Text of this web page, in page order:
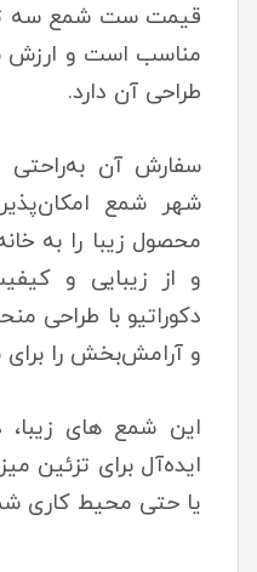
قیمت ست شمع سه
مناسب است و ارزش
طراحی آن دارد.
سفارش آن به‌راحتی
شهر شمع
محصول زیبا را به
و از زیبایی و
دکوراتیو با طراحی
و آرامش‌بخش را برای
این شمع های زیبا،
ایده‌آل برای تزئین
یا حتی محیط کاری